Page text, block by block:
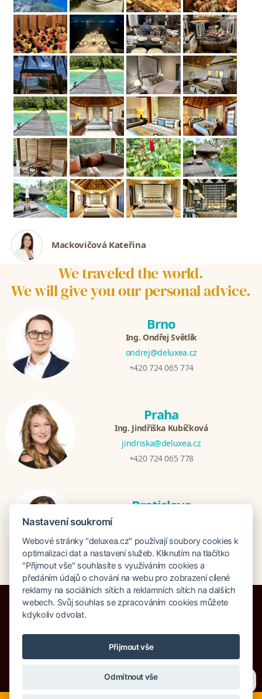
Mackovičová Kateřina
We traveled the world.
We will give you our personal advice.
Brno
Ing. Ondřej Světlík
ondrej@deluxea.cz
+420 724 065 774
Praha
Ing. Jindřiška Kubíčková
jindriska@deluxea.cz
+420 724 065 778
Bratislava
+421 948 759 074
Bankruptcy insurance 125 000 000 CZK
Nastavení soukromí
Webové stránky "deluxea.cz" používají soubory cookies k
optimalizaci dat a nastavení služeb. Kliknutím na tlačítko
"Přijmout vše" souhlasíte s využíváním cookies a
předáním údajů o chování na webu pro zobrazení cílené
reklamy na sociálních sítích a reklamních sítích na dalších
webech. Svůj souhlas se zpracováním cookies můžete
kdykoliv odvolat.
Přijmout vše
Odmítnout vše
Chettyho.